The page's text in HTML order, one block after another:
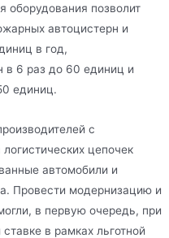
оборудования позволит
автоцистерн и
в год,
6 раз до 60 единиц и
единиц.
с
цепочек
автомобили и
Провести модернизацию и
в первую очередь, при
в рамках льготной